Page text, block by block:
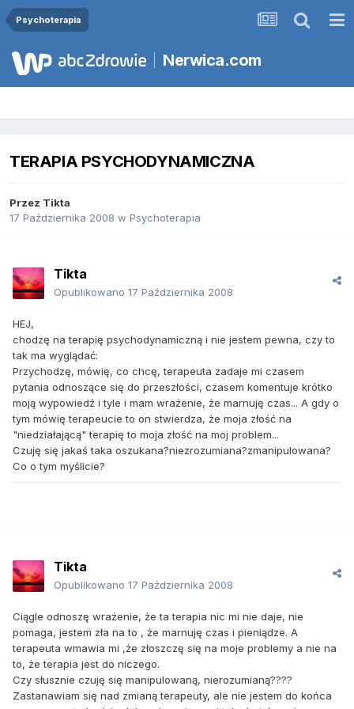
Psychoterapia
Nerwica.com
TERAPIA PSYCHODYNAMICZNA
Przez Tikta
17 Października 2008 w Psychoterapia
Tikta
Opublikowano 17 Października 2008
HEJ,
chodzę na terapię psychodynamiczną i nie jestem pewna, czy to
tak ma wyglądać:
Przychodzę, mówię, co chcę, terapeuta zadaje mi czasem
pytania odnoszące się do przeszłości, czasem komentuje krótko
moją wypowiedź i tyle i mam wrażenie, że marnuję czas... A gdy o
tym mówię terapeucie to on stwierdza, że moja złość na
"niedziałającą" terapię to moja złość na moj problem...
Czuję się jakaś taka oszukana?niezrozumiana?zmanipulowana?
Co o tym myślicie?
Tikta
Opublikowano 17 Października 2008
Ciągle odnoszę wrażenie, że ta terapia nic mi nie daje, nie
pomaga, jestem zła na to , że marnuję czas i pieniądze. A
terapeuta wmawia mi ,że złoszczę się na moje problemy a nie na
to, że terapia jest do niczego.
Czy słusznie czuję się manipulowaną, nierozumianą????
Zastanawiam się nad zmianą terapeuty, ale nie jestem do końca